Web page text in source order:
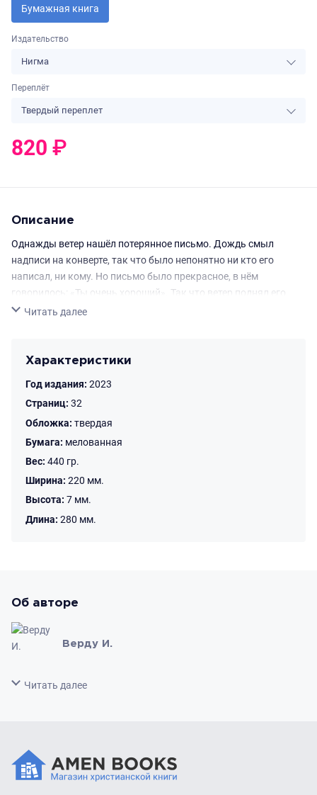
Бумажная книга
Издательство
Нигма
Переплёт
Твердый переплет
820 ₽
Описание
Однажды ветер нашёл потерянное письмо. Дождь смыл
надписи на конверте, так что было непонятно ни кто его
написал, ни кому. Но письмо было прекрасное, в нём
говорилось: «Ты очень хороший». Так что ветер поднял его
высоко-высоко и подул изо всех сил, чтобы письмо само
Котофею — вечно угрюмому коту, который всё время сидит
РЕКОМЕНДУЕМЫЙ ВОЗРАСТ 0+
Свернуть
Читать далее
Характеристики
Год издания: 2023
Страниц: 32
Обложка: твердая
Бумага: мелованная
Вес: 440 гр.
Ширина: 220 мм.
Высота: 7 мм.
Длина: 280 мм.
Об авторе
Верду И.
Свернуть
Читать далее